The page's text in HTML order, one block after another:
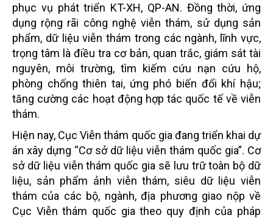
phục vụ phát triển KT-XH, QP-AN. Đồng thời, ứng
dụng rộng rãi công nghệ viễn thám, sử dụng sản
phẩm, dữ liệu viễn thám trong các ngành, lĩnh vực,
trọng tâm là điều tra cơ bản, quan trắc, giám sát tài
nguyên, môi trường, tìm kiếm cứu nạn cứu hộ,
phòng chống thiên tai, ứng phó biến đổi khí hậu;
tăng cường các hoạt động hợp tác quốc tế về viễn
thám.
Hiện nay, Cục Viễn thám quốc gia đang triển khai dự
án xây dựng “Cơ sở dữ liệu viễn thám quốc gia”. Cơ
sở dữ liệu viễn thám quốc gia sẽ lưu trữ toàn bộ dữ
liệu, sản phẩm ảnh viễn thám, siêu dữ liệu viễn
thám của các bộ, ngành, địa phương giao nộp về
Cục Viễn thám quốc gia theo quy định của pháp